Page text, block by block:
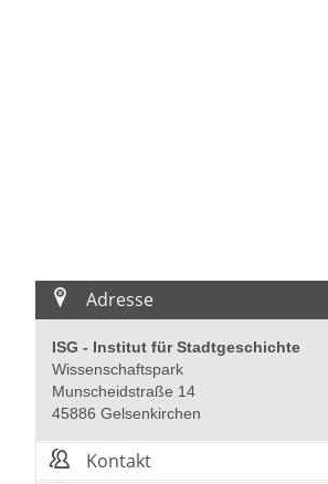
"Gelsenkirchen im
Adresse
ISG - Institut für Stadtgeschichte
Wissenschaftspark
Munscheidstraße 14
45886 Gelsenkirchen
Kontakt